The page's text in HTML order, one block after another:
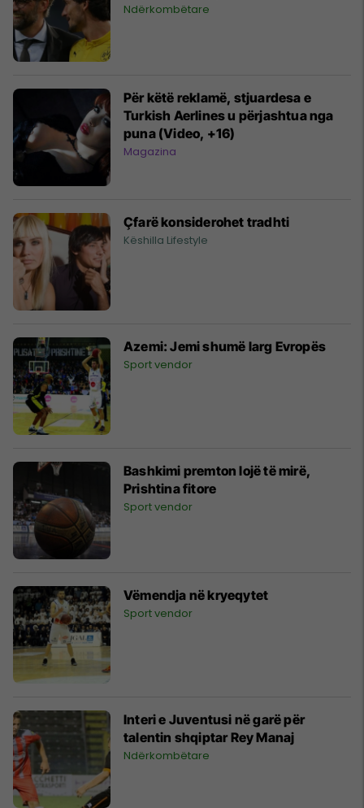
Ndërkombëtare
Për këtë reklamë, stjuardesa e
Turkish Aerlines u përjashtua nga
puna (Video, +16)
Magazina
Çfarë konsiderohet tradhti
Këshilla Lifestyle
Azemi: Jemi shumë larg Evropës
Sport vendor
Bashkimi premton lojë të mirë,
Prishtina fitore
Sport vendor
Vëmendja në kryeqytet
Sport vendor
Interi e Juventusi në garë për
talentin shqiptar Rey Manaj
Ndërkombëtare